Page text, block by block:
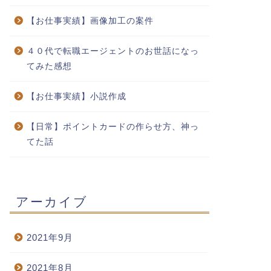
【お仕事実績】画像加工の案件
４０代で転職エージェントのお世話になっ
てみた感想
【お仕事実績】小説作成
【日常】ポイントカードの作らせ方、神っ
てた話
アーカイブ
2021年9月
2021年8月